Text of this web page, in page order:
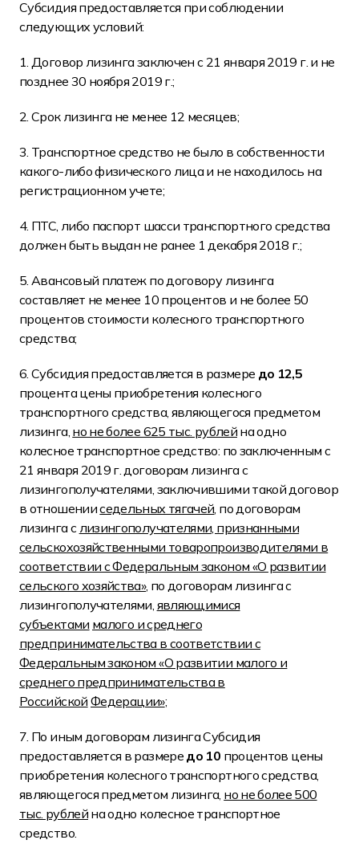
Субсидия предоставляется при соблюдении
следующих условий:
1. Договор лизинга заключен с 21 января 2019 г. и не
позднее 30 ноября 2019 г.;
2. Срок лизинга не менее 12 месяцев;
3. Транспортное средство не было в собственности
какого-либо физического лица и не находилось на
регистрационном учете;
4. ПТС, либо паспорт шасси транспортного средства
должен быть выдан не ранее 1 декабря 2018 г.;
5. Авансовый платеж по договору лизинга
составляет не менее 10 процентов и не более 50
процентов стоимости колесного транспортного
средства;
6. Субсидия предоставляется в размере до 12,5
процента цены приобретения колесного
транспортного средства, являющегося предметом
лизинга, но не более 625 тыс. рублейна одно
колесное транспортное средство: по заключенным с
21 января 2019 г. договорам лизинга с
лизингополучателями, заключившими такой договор
в отношенииседельных тягачей, по договорам
лизинга с лизингополучателями, признанными
сельскохозяйственными товаропроизводителями в
соответствии с Федеральным законом «О развитии
сельского хозяйства», по договорам лизинга с
лизингополучателями, являющимися
субъектами малого и среднего
предпринимательства в соответствии с
Федеральным законом «О развитии малого и
среднего предпринимательства в
Российской Федерации»;
7. По иным договорам лизинга Субсидия
предоставляется в размере до 10 процентов цены
приобретения колесного транспортного средства,
являющегося предметом лизинга, но не более 500
тыс. рублейна одно колесное транспортное
средство.